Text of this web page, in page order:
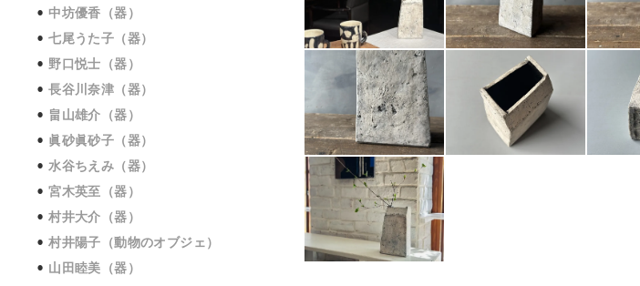
中坊優香（器）
七尾うた子（器）
野口悦士（器）
長谷川奈津（器）
畠山雄介（器）
眞砂眞砂子（器）
水谷ちえみ（器）
宮木英至（器）
村井大介（器）
村井陽子（動物のオブジェ）
山田睦美（器）